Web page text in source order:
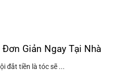
Giản Ngay Tại Nhà
đắt tiền là tóc sẽ ...